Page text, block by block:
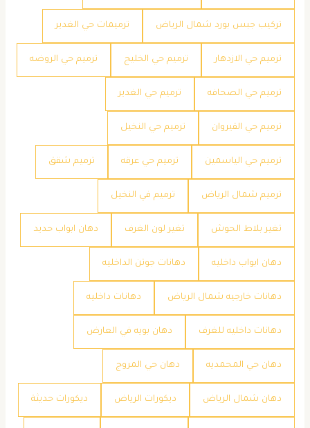
تركيب جبس بورد شمال الرياض ترميمات حي الغدير
ترميم حي الازدهار ترميم حي الخليج ترميم حي الروضه
ترميم حي الصحافه ترميم حي الغدير
ترميم حي القيروان ترميم حي النخيل
ترميم حي الياسمين ترميم حي عرقه ترميم شقق
ترميم شمال الرياض ترميم في النخيل
تغير بلاط الحوش تغير لون الغرف دهان ابواب حديد
دهان ابواب داخليه دهانات جوتن الداخليه
دهانات خارجيه شمال الرياض دهانات داخليه
دهانات داخليه للغرف دهان بويه في العارض
دهان حي المحمديه دهان حي المروج
دهان شمال الرياض ديكورات الرياض ديكورات حديثة